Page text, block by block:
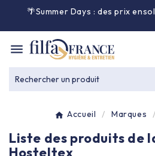
🌴Summer Days : des prix

Entretien général
Équipement & matériel
Rechercher un produit
Accueil Marques
Liste des produits de
Hosteltex